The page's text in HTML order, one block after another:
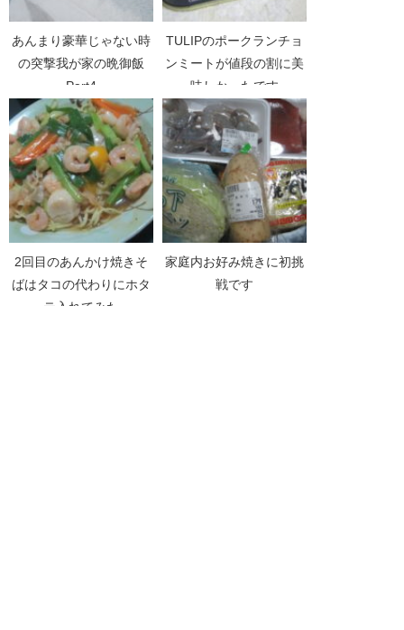
あんまり豪華じゃない時
の突撃我が家の晩御飯
Part4
TULIPのポークランチョ
ンミートが値段の割に美
味しかったです
2回目のあんかけ焼きそ
ばはタコの代わりにホタ
テ入れてみた
家庭内お好み焼きに初挑
戦です